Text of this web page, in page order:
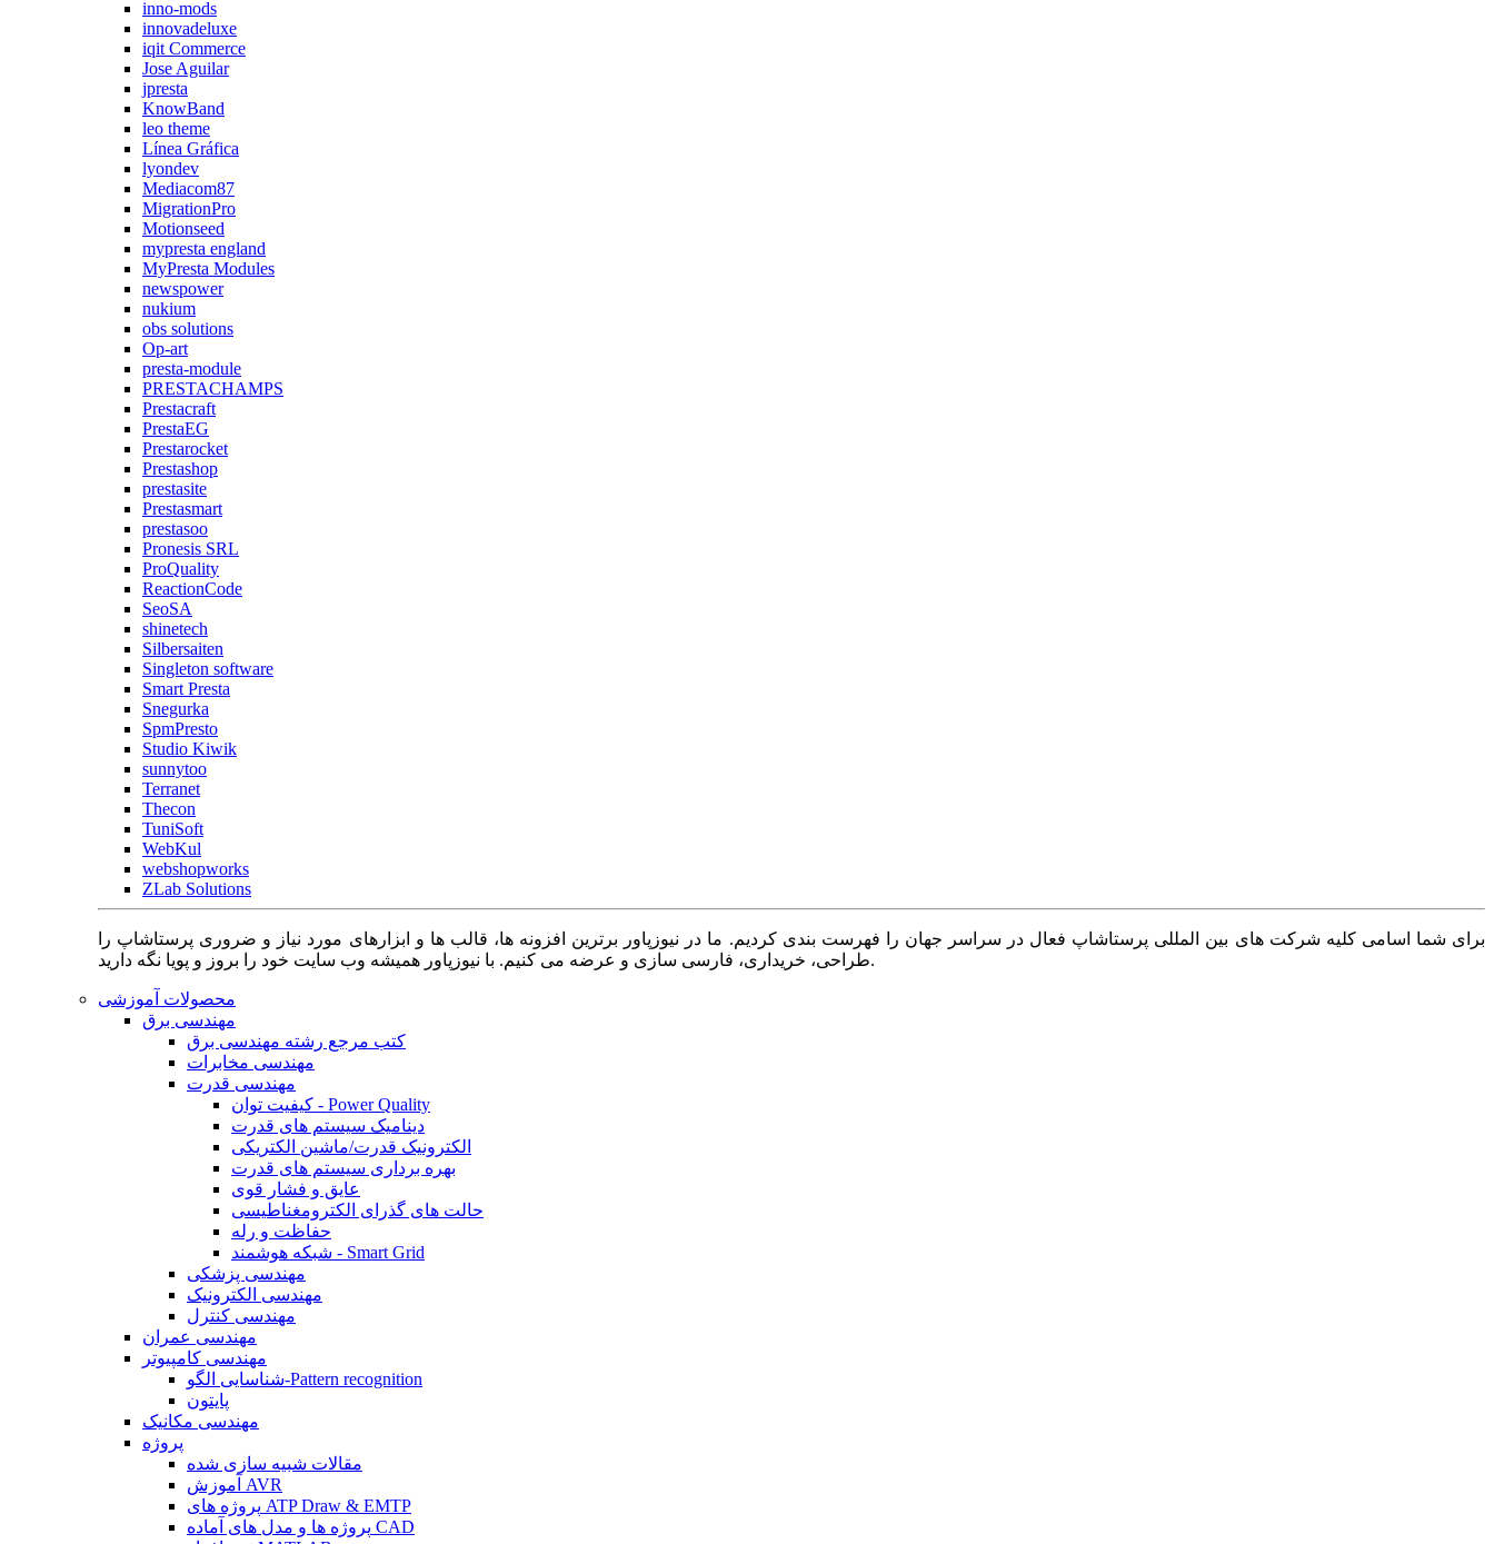
inno-mods
innovadeluxe
iqit Commerce
Jose Aguilar
jpresta
KnowBand
leo theme
Línea Gráfica
lyondev
Mediacom87
MigrationPro
Motionseed
mypresta england
MyPresta Modules
newspower
nukium
obs solutions
Op-art
presta-module
PRESTACHAMPS
Prestacraft
PrestaEG
Prestarocket
Prestashop
prestasite
Prestasmart
prestasoo
Pronesis SRL
ProQuality
ReactionCode
SeoSA
shinetech
Silbersaiten
Singleton software
Smart Presta
Snegurka
SpmPresto
Studio Kiwik
sunnytoo
Terranet
Thecon
TuniSoft
WebKul
webshopworks
ZLab Solutions
برای شما اسامی کلیه شرکت های بین المللی پرستاشاپ فعال در سراسر جهان را فهرست بندی کردیم. ما در نیوزپاور برترین افزونه ها، قالب ها و ابزارهای مورد نیاز و ضروری پرستاشاپ را
طراحی، خریداری، فارسی سازی و عرضه می کنیم. با نیوزپاور همیشه وب سایت خود را بروز و پویا نگه دارید.
محصولات آموزشی
مهندسی برق
کتب مرجع رشته مهندسی برق
مهندسی مخابرات
مهندسی قدرت
کیفیت توان - Power Quality
دینامیک سیستم های قدرت
الکترونیک قدرت/ماشین الکتریکی
بهره برداری سیستم های قدرت
عایق و فشار قوی
حالت های گذرای الکترومغناطیسی
حفاظت و رله
شبکه هوشمند - Smart Grid
مهندسی پزشکی
مهندسی الکترونیک
مهندسی کنترل
مهندسی عمران
مهندسی کامپیوتر
شناسایی الگو-Pattern recognition
پایتون
مهندسی مکانیک
پروژه
مقالات شبیه سازی شده
آموزش AVR
پروژه های ATP Draw & EMTP
پروژه ها و مدل های آماده CAD